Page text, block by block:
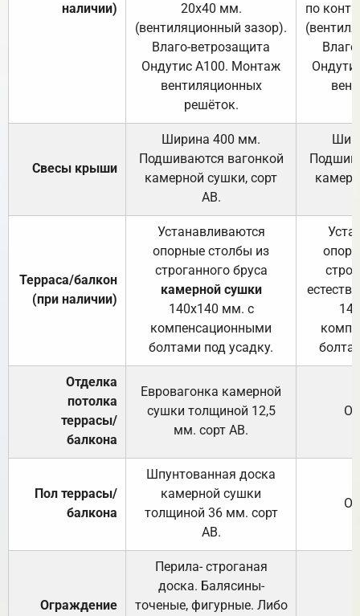
наличии)
20х40 мм.
(вентиляционный зазор).
Влаго-ветрозащита
Ондутис А100. Монтаж
вентиляционных
решёток.
по
Свесы крыши
Ширина 400 мм.
Подшиваются вагонкой
камерной сушки, сорт
АВ.
Терраса/балкон
(при наличии)
Устанавливаются
опорные столбы из
строганного бруса
камерной сушки
140х140 мм. с
компенсационными
болтами под усадку.
Отделка
потолка
террасы/
балкона
Евровагонка камерной
сушки толщиной 12,5
мм. сорт АВ.
Пол террасы/
балкона
Шпунтованная доска
камерной сушки
толщиной 36 мм. сорт
АВ.
Ограждение
Перила- строганая
доска. Балясины-
точеные, фигурные. Либо